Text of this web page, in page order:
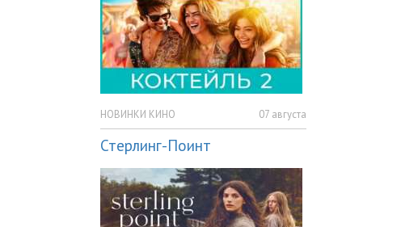
НОВИНКИ КИНО 07 августа
Стерлинг-Поинт